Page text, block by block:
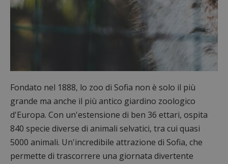
Fondato nel 1888, lo zoo di Sofia non è solo il più
grande ma anche il più antico giardino zoologico
d'Europa. Con un'estensione di ben 36 ettari, ospita
840 specie diverse di animali selvatici, tra cui quasi
5000 animali. Un'incredibile attrazione di Sofia, che
permette di trascorrere una giornata divertente